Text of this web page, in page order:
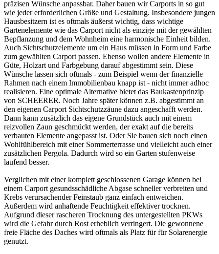
präzisen Wünsche anpassbar. Daher bauen wir Carports in so gut
wie jeder erforderlichen Größe und Gestaltung. Insbesondere jungen
Hausbesitzern ist es oftmals äußerst wichtig, dass wichtige
Gartenelemente wie das Carport nicht als einzige mit der gewählten
Bepflanzung und dem Wohnheim eine harmonische Einheit bilden.
Auch Sichtschutzelemente um ein Haus müssen in Form und Farbe
zum gewählten Carport passen. Ebenso wollen andere Elemente in
Güte, Holzart und Farbgebung darauf abgestimmt sein. Diese
Wünsche lassen sich oftmals - zum Beispiel wenn der finanzielle
Rahmen nach einem Immobilienbau knapp ist - nicht immer adhoc
realisieren. Eine optimale Alternative bietet das Baukastenprinzip
von SCHEERER. Noch Jahre später können z.B. abgestimmt an
den eigenen Carport Sichtschutzzäune dazu angeschafft werden.
Dann kann zusätzlich das eigene Grundstück auch mit einem
reizvollen Zaun geschmückt werden, der exakt auf die bereits
verbauten Elemente angepasst ist. Oder Sie bauen sich noch einen
Wohlfühlbereich mit einer Sommerterrasse und vielleicht auch einer
zusätzlichen Pergola. Dadurch wird so ein Garten stufenweise
laufend besser.
Verglichen mit einer komplett geschlossenen Garage können bei
einem Carport gesundsschädliche Abgase schneller verbreiten und
Krebs verursachender Feinstaub ganz einfach entweichen.
Außerdem wird anhaftende Feuchtigkeit effektiver trocknen.
Aufgrund dieser rascheren Trocknung des untergestellten PKWs
wird die Gefahr durch Rost erheblich verringert. Die gewonnene
freie Fläche des Daches wird oftmals als Platz für für Solarenergie
genutzt.